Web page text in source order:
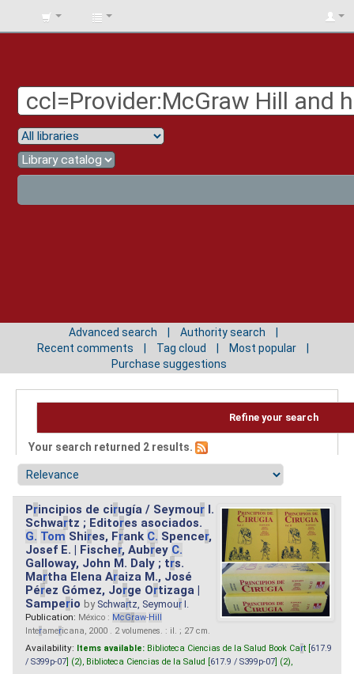
BIBLIOTECA
Advanced search
Authority search
Recent comments
Tag cloud
Most popular
Purchase suggestions
Refine your search
Your search returned 2 results.
Principios de cirugía / Seymour I.
Schwartz ; Editores asociados.
G. Tom Shires, Frank C. Spencer,
Josef E. | Fischer, Aubrey C.
Galloway, John M. Daly ; trs.
Martha Elena Araiza M., José
Pérez Gómez, Jorge Ortizaga |
Samperio by Schwartz, Seymour I.
Publication: México : McGraw-Hill
Interamericana, 2000 . 2 volumenes. : il. ; 27 cm.
Availability: Items available: Biblioteca Ciencias de la Salud Book Cart [ 617.9
/ S399p-07 ] (2), Biblioteca Ciencias de la Salud [ 617.9 / S399p-07 ] (2),